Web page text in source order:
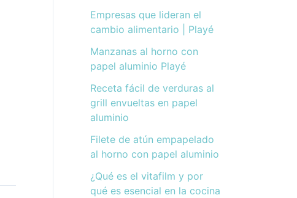
Empresas que lideran el
cambio alimentario | Playé
Manzanas al horno con
papel aluminio Playé
Receta fácil de verduras al
grill envueltas en papel
aluminio
Filete de atún empapelado
al horno con papel aluminio
¿Qué es el vitafilm y por
qué es esencial en la cocina